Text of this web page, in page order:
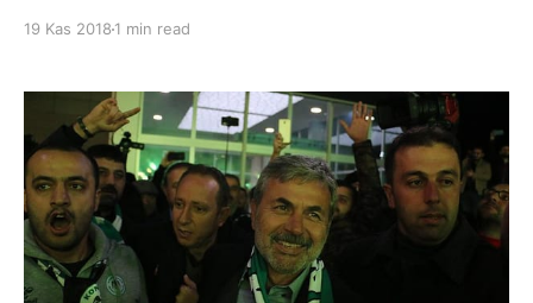
grubunda, ileri düzey
19 Kas 2018 1 min read